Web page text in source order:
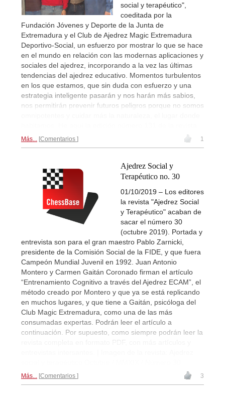
social y terapéutico",
coeditada por la
Fundación Jóvenes y Deporte de la Junta de
Extremadura y el Club de Ajedrez Magic Extremadura
Deportivo-Social, un esfuerzo por mostrar lo que se hace
en el mundo en relación con las modernas aplicaciones y
sociales del ajedrez, incorporando a la vez las últimas
tendencias del ajedrez educativo. Momentos turbulentos
en los que estamos, que sin duda con esfuerzo y una
estrategia inteligente pasarán y nos harán más sabios,
nos permitirán prevenir futuros peligros porque no somos
Más... Comentarios 1
Ajedrez Social y
Terapéutico no. 30
01/10/2019 – Los editores
la revista "Ajedrez Social
y Terapéutico" acaban de
sacar el número 30
(octubre 2019). Portada y
entrevista son para el gran maestro Pablo Zarnicki,
presidente de la Comisión Social de la FIDE, y que fuera
Campeón Mundial Juvenil en 1992. Juan Antonio
Montero y Carmen Gaitán Coronado firman el artículo
“Entrenamiento Cognitivo a través del Ajedrez ECAM”, el
método creado por Montero y que ya se está replicando
en muchos lugares, y que tiene a Gaitán, psicóloga del
Club Magic Extremadura, como una de las más
consumadas expertas. Podrán leer el artículo a
continuación. Por supuesto, como siempre podrán leer la
Más... Comentarios 3